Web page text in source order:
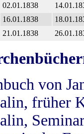
02.01.1838
16.01.1838
21.01.1838
von
früher